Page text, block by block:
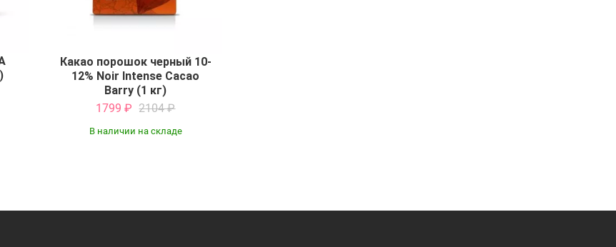
Какао порошок черный 10-
12% Noir Intense Cacao
Barry (1 кг)
1799₽ 2104₽
В наличии на складе